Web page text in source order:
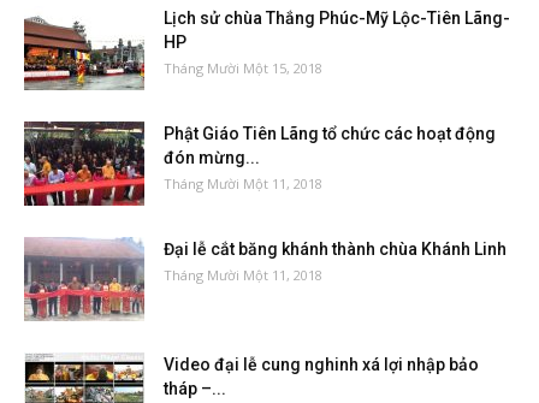
Lịch sử chùa Thắng Phúc-Mỹ Lộc-Tiên Lãng-
HP
Tháng Mười Một 15, 2018
Phật Giáo Tiên Lãng tổ chức các hoạt động
đón mừng...
Tháng Mười Một 11, 2018
Đại lễ cắt băng khánh thành chùa Khánh Linh
Tháng Mười Một 11, 2018
Video đại lễ cung nghinh xá lợi nhập bảo
tháp –...